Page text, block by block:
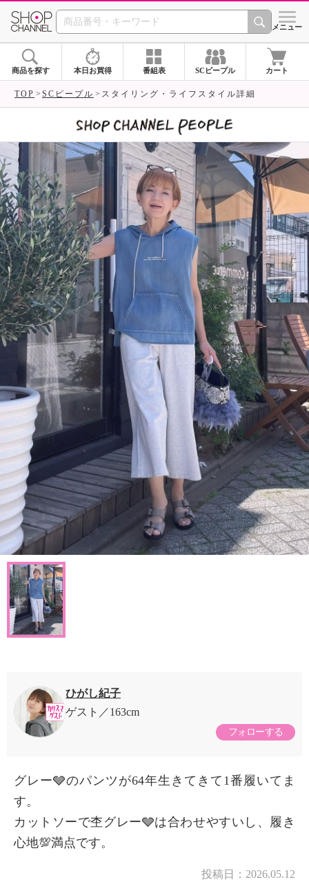
SHOP CHANNEL シメニュー
商品を探す 本日お買得 番組表 SCピープル カート
TOP SCピープル スタイリング・ライフスタイル詳細
ひがし紀子
ゲスト
163cm
フォローする
グレー🩶のパンツが64年生きてきて1番履いてま
す。
カットソーで杢グレー🩶は合わせやすいし、履き
心地💯満点です。
投稿日： 2026.05.12